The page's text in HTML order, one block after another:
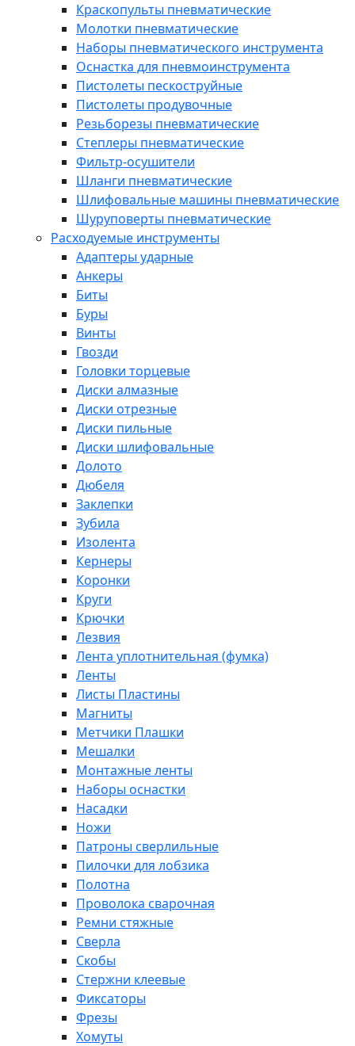
Краскопульты пневматические
Молотки пневматические
Наборы пневматического инструмента
Оснастка для пневмоинструмента
Пистолеты пескоструйные
Пистолеты продувочные
Резьборезы пневматические
Степлеры пневматические
Фильтр-осушители
Шланги пневматические
Шлифовальные машины пневматические
Шуруповерты пневматические
Расходуемые инструменты
Адаптеры ударные
Анкеры
Биты
Буры
Винты
Гвозди
Головки торцевые
Диски алмазные
Диски отрезные
Диски пильные
Диски шлифовальные
Долото
Дюбеля
Заклепки
Зубила
Изолента
Кернеры
Коронки
Круги
Крючки
Лезвия
Лента уплотнительная (фумка)
Ленты
Листы Пластины
Магниты
Метчики Плашки
Мешалки
Монтажные ленты
Наборы оснастки
Насадки
Ножи
Патроны сверлильные
Пилочки для лобзика
Полотна
Проволока сварочная
Ремни стяжные
Сверла
Скобы
Стержни клеевые
Фиксаторы
Фрезы
Хомуты